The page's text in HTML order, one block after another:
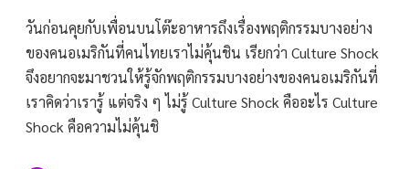
วันก่อนคุยกับเพื่อนบนโต๊ะอาหารถึงเรื่องพฤติกรรมบางอย่าง
ของคนอเมริกันที่คนไทยเราไม่คุ้นชิน เรียกว่า Culture Shock
จึงอยากจะมาชวนให้รู้จักพฤติกรรมบางอย่างของคนอเมริกันที่
เราคิดว่าเรารู้ แต่จริง ๆ ไม่รู้ Culture Shock คืออะไร Culture
Shock คือความไม่คุ้นชิ